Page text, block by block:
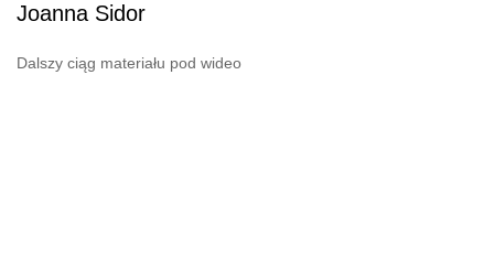
Joanna Sidor
Dalszy ciąg materiału pod wideo